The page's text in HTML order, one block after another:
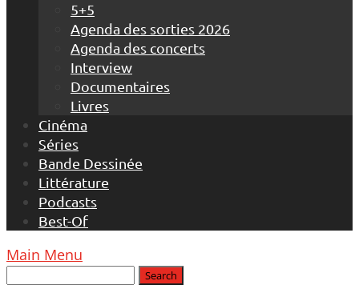
5+5
Agenda des sorties 2026
Agenda des concerts
Interview
Documentaires
Livres
Cinéma
Séries
Bande Dessinée
Littérature
Podcasts
Best-Of
Main Menu